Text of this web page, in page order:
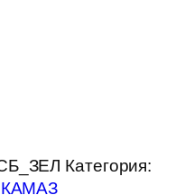
Категория:
КАМАЗ